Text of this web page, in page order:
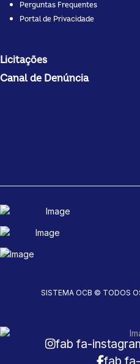
Perguntas Frequentes
Portal de Privacidade
Licitações
Canal de Denúncia
SISTEMA OCB © TODOS
fab fa-